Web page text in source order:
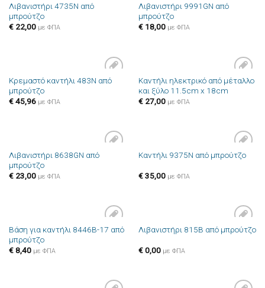
Πρόσθήκη
Λιβανιστήρι 4735N από
μπρούτζο
€22,00 με ΦΠΑ
Πρόσθήκη
Λιβανιστήρι 9991GN από
μπρούτζο
€18,00 με ΦΠΑ
Πρόσθήκη
Κρεμαστό καντήλι 483N από
μπρούτζο
€45,96 με ΦΠΑ
Πρόσθήκη
στην λίστα
Καντήλι ηλεκτρικό από μέταλλο
και ξύλο 11.5cm x 18cm
€27,00 με ΦΠΑ
Πρόσθήκη
Λιβανιστήρι 8638GN από
μπρούτζο
€23,00 με ΦΠΑ
Πρόσθήκη
Καντήλι 9375N από μπρούτζο
€35,00 με ΦΠΑ
Πρόσθήκη
Βάση για καντήλι 8446B-17 από
μπρούτζο
€8,40 με ΦΠΑ
Πρόσθήκη
Λιβανιστήρι 815B από μπρούτζο
€0,00 με ΦΠΑ